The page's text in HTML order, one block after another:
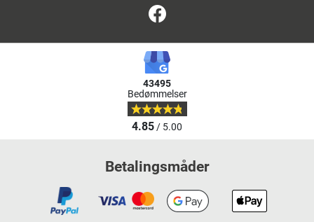
43495
Bedømmelser
4.85/ 5.00
Betalingsmåder